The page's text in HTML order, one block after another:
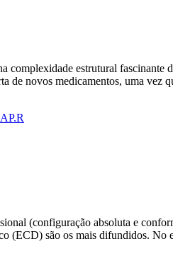
complexidade estrutural fascinante
de novos medicamentos, uma vez
(configuração absoluta e
(ECD) são os mais difundidos. No